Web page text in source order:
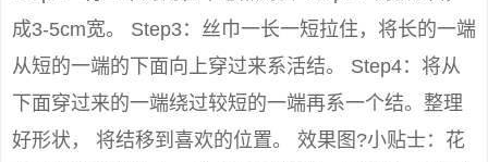
成3-5cm宽。 Step3：丝巾一长一短拉住，将长的一端
从短的一端的下面向上穿过来系活结。 Step4：将从
下面穿过来的一端绕过较短的一端再系一个结。整理
好形状， 将结移到喜欢的位置。 效果图?小贴士：花